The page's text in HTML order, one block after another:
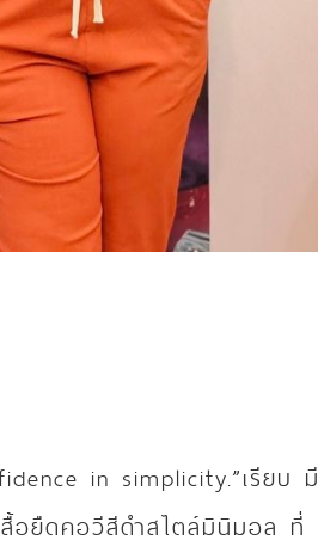
in simplicity.”เรียบ มี
อยืดคอวีสีดำสไตล์มินิมอล ที่